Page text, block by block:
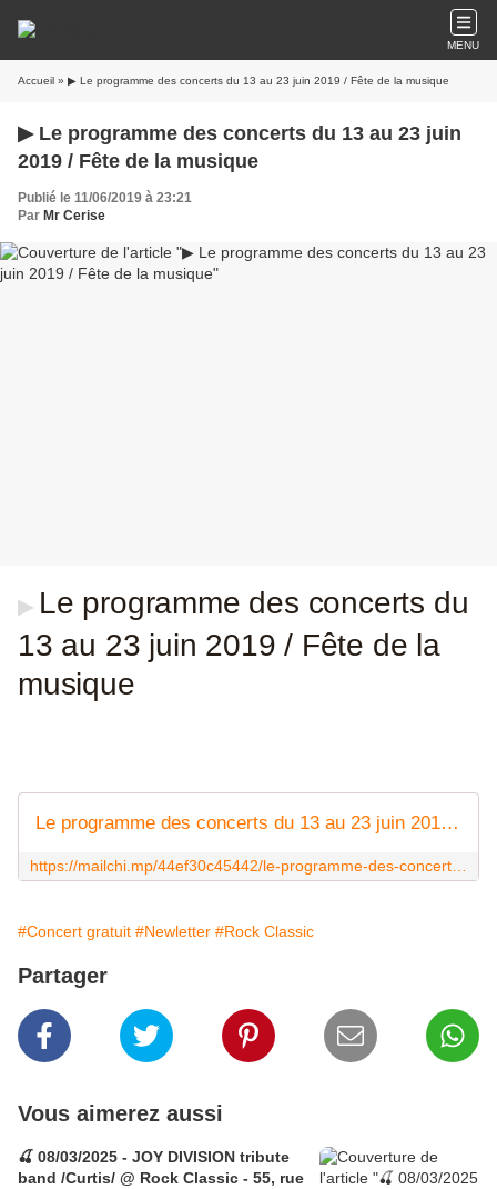
MENU
Accueil » ▶ Le programme des concerts du 13 au 23 juin 2019 / Fête de la musique
▶ Le programme des concerts du 13 au 23 juin
2019 / Fête de la musique
Publié le 11/06/2019 à 23:21
Par Mr Cerise
▶ Le programme des concerts du
13 au 23 juin 2019 / Fête de la
musique
Le programme des concerts du 13 au 23 juin 2019 / Fête de la musique
#Concert gratuit #Newletter #Rock Classic
Partager
Vous aimerez aussi
🍒 08/03/2025 - JOY DIVISION tribute
band /Curtis/ @ Rock Classic - 55, rue